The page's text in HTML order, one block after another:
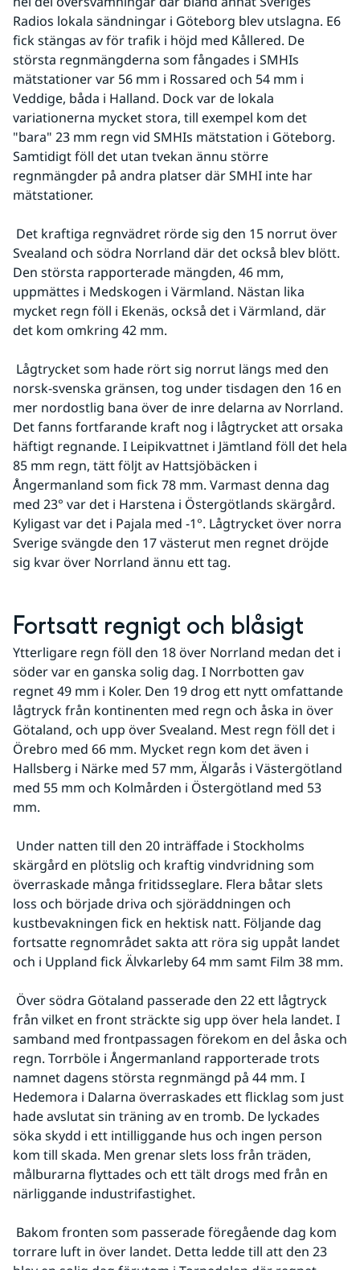
Radios lokala sändningar i Göteborg blev utslagna. E6
fick stängas av för trafik i höjd med Kållered. De
största regnmängderna som fångades i SMHIs
mätstationer var 56 mm i Rossared och 54 mm i
Veddige, båda i Halland. Dock var de lokala
variationerna mycket stora, till exempel kom det
"bara" 23 mm regn vid SMHIs mätstation i Göteborg.
Samtidigt föll det utan tvekan ännu större
regnmängder på andra platser där SMHI inte har
mätstationer.
Svealand och södra Norrland där det också blev blött.
Den största rapporterade mängden, 46 mm,
uppmättes i Medskogen i Värmland. Nästan lika
mycket regn föll i Ekenäs, också det i Värmland, där
det kom omkring 42 mm.
norsk-svenska gränsen, tog under tisdagen den 16 en
mer nordostlig bana över de inre delarna av Norrland.
Det fanns fortfarande kraft nog i lågtrycket att orsaka
häftigt regnande. I Leipikvattnet i Jämtland föll det hela
85 mm regn, tätt följt av Hattsjöbäcken i
Ångermanland som fick 78 mm. Varmast denna dag
med 23° var det i Harstena i Östergötlands skärgård.
Kyligast var det i Pajala med -1°. Lågtrycket över norra
Sverige svängde den 17 västerut men regnet dröjde
sig kvar över Norrland ännu ett tag.
Fortsatt regnigt och blåsigt
Ytterligare regn föll den 18 över Norrland medan det i
söder var en ganska solig dag. I Norrbotten gav
regnet 49 mm i Koler. Den 19 drog ett nytt omfattande
lågtryck från kontinenten med regn och åska in över
Götaland, och upp över Svealand. Mest regn föll det i
Örebro med 66 mm. Mycket regn kom det även i
Hallsberg i Närke med 57 mm, Älgarås i Västergötland
med 55 mm och Kolmården i Östergötland med 53
mm.
skärgård en plötslig och kraftig vindvridning som
överraskade många fritidsseglare. Flera båtar slets
loss och började driva och sjöräddningen och
kustbevakningen fick en hektisk natt. Följande dag
fortsatte regnområdet sakta att röra sig uppåt landet
och i Uppland fick Älvkarleby 64 mm samt Film 38 mm.
från vilket en front sträckte sig upp över hela landet. I
samband med frontpassagen förekom en del åska och
regn. Torrböle i Ångermanland rapporterade trots
namnet dagens största regnmängd på 44 mm. I
Hedemora i Dalarna överraskades ett flicklag som just
hade avslutat sin träning av en tromb. De lyckades
söka skydd i ett intilliggande hus och ingen person
kom till skada. Men grenar slets loss från träden,
målburarna flyttades och ett tält drogs med från en
närliggande industrifastighet.
torrare luft in över landet. Detta ledde till att den 23